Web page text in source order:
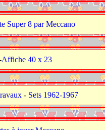
Super 8 par Meccano
Affiche 40 x 23
- Sets 1962-1967